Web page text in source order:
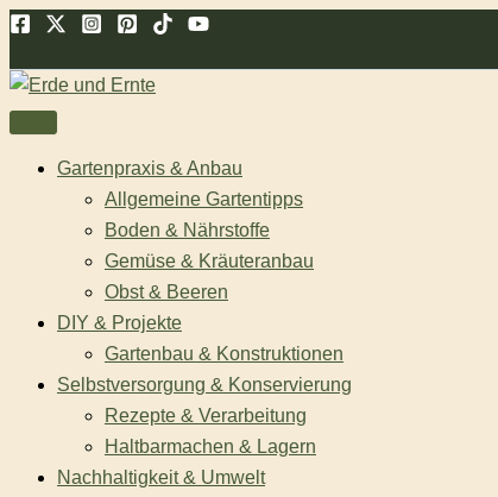
Zum
springen
Gartenpraxis & Anbau
Allgemeine Gartentipps
Boden & Nährstoffe
Gemüse & Kräuteranbau
Obst & Beeren
DIY & Projekte
Gartenbau & Konstruktionen
Selbstversorgung & Konservierung
Rezepte & Verarbeitung
Haltbarmachen & Lagern
Nachhaltigkeit & Umwelt